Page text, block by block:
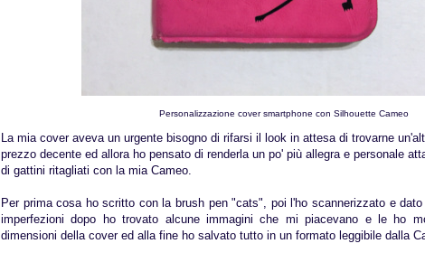
Personalizzazione cover smartphone con Silhouette Cameo
La mia cover aveva un urgente bisogno di rifarsi il look in attesa di trovarne
prezzo decente ed allora ho pensato di renderla un po' più allegra e personale
di gattini ritagliati con la mia Cameo.
Per prima cosa ho scritto con la brush pen "cats", poi l'ho scannerizzato e
imperfezioni dopo ho trovato alcune immagini che mi piacevano e le ho
dimensioni della cover ed alla fine ho salvato tutto in un formato leggibile dalla